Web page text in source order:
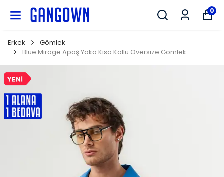
0
Erkek
Gömlek
Blue Mirage Apaş Yaka Kısa Kollu Oversize Gömlek